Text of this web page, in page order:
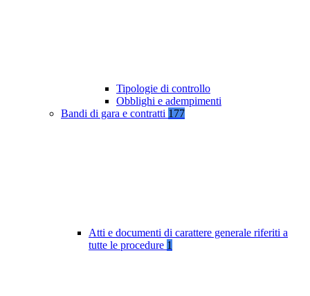
Tipologie di controllo
Obblighi e adempimenti
Bandi di gara e contratti 177
Atti e documenti di carattere generale riferiti a
tutte le procedure 1